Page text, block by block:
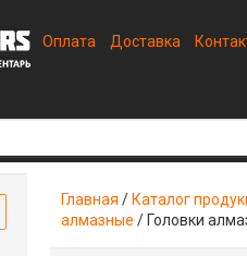
Оплата Доставка
Главная / Каталог
алмазные / Головки